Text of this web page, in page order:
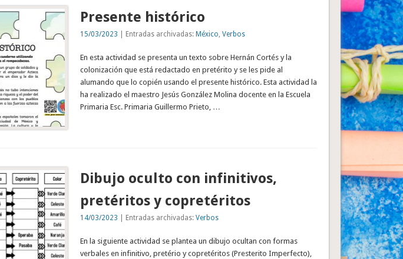
Presente histórico
15/03/2023 | Entradas archivadas: México, Verbos
En esta actividad se presenta un texto sobre Hernán Cortés y la
colonización que está redactado en pretérito y se les pide al
alumando que lo copién usando el presente histórico. Esta actividad la
ha realizado el maestro Jesús González Molina docente en la Escuela
Primaria Esc. Primaria Guillermo Prieto, …
Dibujo oculto con infinitivos,
pretéritos y copretéritos
14/03/2023 | Entradas archivadas: Verbos
En la siguiente actividad se plantea un dibujo ocultan con formas
verbales en infinitivo, pretério y copretéritos (Presterito Imperfecto),